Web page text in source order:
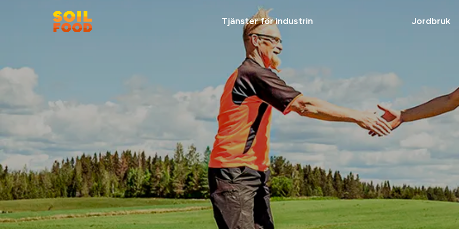
Tjänster för industrin Jordbruk
Kalk kalkylatorn
Tjänster för
skogsindustrin